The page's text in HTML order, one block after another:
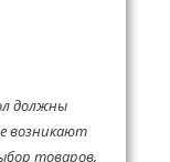
должны
возникают
товаров,